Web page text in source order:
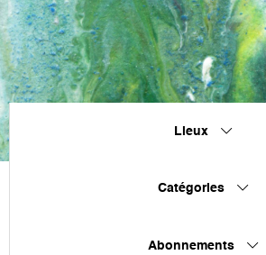
Lieux
Catégories
Abonnements